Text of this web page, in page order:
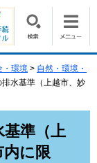
・環境 > 自然・環境・
排水基準（上越市、妙
基準（上
内に限